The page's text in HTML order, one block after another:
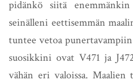
pidänkö siitä
seinälleni eettisemmän
tuntee vetoa
suosikkini ovat V471 ja
vähän eri valoissa. Maalien